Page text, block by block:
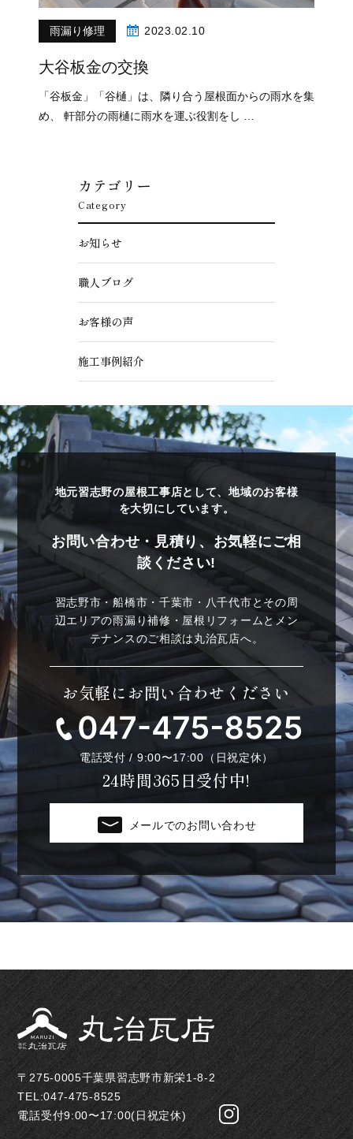
雨漏り修理 2023.02.10
大谷板金の交換
「谷板金」「谷樋」は、隣り合う屋根面からの雨水を集
め、 軒部分の雨樋に雨水を運ぶ役割をし …
カテゴリー
Category
お知らせ
職人ブログ
お客様の声
施工事例紹介
地元習志野の屋根工事店として、地域のお客様
を大切にしています。
お問い合わせ・見積り、お気軽にご相
談ください!
習志野市・船橋市・千葉市・八千代市とその周
辺エリアの雨漏り補修・屋根リフォームとメン
テナンスのご相談は丸治瓦店へ。
お気軽にお問い合わせください
電話受付 / 9:00〜17:00（日祝定休）
24時間365日受付中!
メールでのお問い合わせ
〒275-0005千葉県習志野市新栄1-8-2
TEL:047-475-8525
電話受付9:00〜17:00(日祝定休)